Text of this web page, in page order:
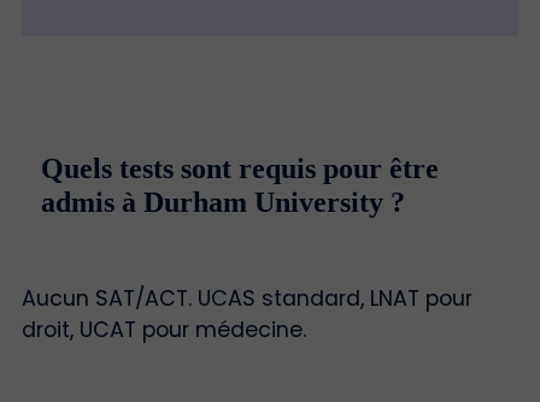
Quels tests sont requis pour être
admis à Durham University ?
Aucun SAT/ACT. UCAS standard, LNAT pour
droit, UCAT pour médecine.